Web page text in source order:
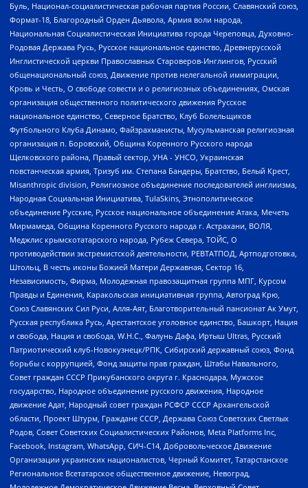
Буль, Национал-социалистическая рабочая партия России, Славянский союз,
Формат-18, Благородный Орден Дьявола, Армия воли народа,
Национальная Социалистическая Инициатива города Череповца, Духовно-
Родовая Держава Русь, Русское национальное единство, Древнерусской
Инглистической церкви Православных Староверов-Инглингов, Русский
общенациональный союз, Движение против нелегальной иммиграции,
Кровь и Честь, О свободе совести и о религиозных объединениях, Омская
организация общественного политического движения Русское
национальное единство, Северное Братство, Клуб Болельщиков
Футбольного Клуба Динамо, Файзрахманисты, Мусульманская религиозная
организация п. Боровский, Община Коренного Русского народа
Щелковского района, Правый сектор, УНА - УНСО, Украинская
повстанческая армия, Тризуб им. Степана Бандеры, Братство, Белый Крест,
Misanthropic division, Религиозное объединение последователей инглиизма,
Народная Социальная Инициатива, TulaSkins, Этнополитическое
объединение Русские, Русское национальное объединение Атака, Мечеть
Мирмамеда, Община Коренного Русского народа г. Астрахани, ВОЛЯ,
Меджлис крымскотатарского народа, Рубеж Севера, ТОЙС, О
противодействии экстремистской деятельности, РЕВТАТПОД, Артподготовка,
Штольц, В честь иконы Божией Матери Державная, Сектор 16,
Независимость, Фирма, Молодежная правозащитная группа МПГ, Курсом
Правды и Единения, Каракольская инициативная группа, Автоград Крю,
Союз Славянских Сил Руси, Алля-Аят, Благотворительный пансионат Ак Умут,
Русская республика Русь, Арестантское уголовное единство, Башкорт, Нация
и свобода, Нация и свобода, W.H.С., Фалунь Дафа, Иртыш Ultras, Русский
Патриотический клуб-Новокузнецк/РПК, Сибирский державный союз, Фонд
борьбы с коррупцией, Фонд защиты прав граждан, Штабы Навального,
Совет граждан СССР Прикубанского округа г. Краснодара, Мужское
государство, Народное объединение русского движения, Народное
движение Адат, Народный совет граждан РСФСР СССР Архангельской
области, Проект Штурм, Граждане СССР, Держава Союз Советских Светлых
Родов, Совет Советских Социалистических Районов, Meta Platforms Inc,
Facebook, Instagram, WhatsApp, СИЧ-С14, Добровольческое Движение
Организации украинских националистов, Черный Комитет, Татарстанское
Региональное Всетатарское общественное движение, Невоград,